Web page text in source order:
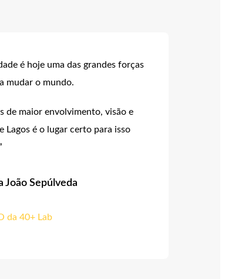
é hoje uma das grandes forças
mudar o mundo.
de maior envolvimento, visão e
Lagos é o lugar certo para isso
João Sepúlveda
da 40+ Lab